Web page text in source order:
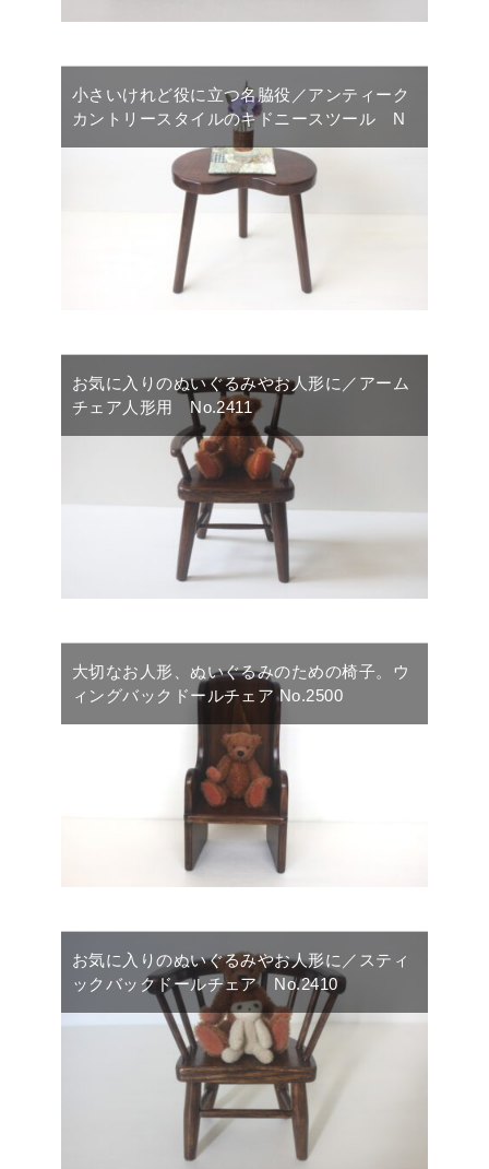
小さいけれど役に立つ名脇役／アンティーク
カントリースタイルのキドニースツール N
お気に入りのぬいぐるみやお人形に／アーム
チェア人形用 No.2411
大切なお人形、ぬいぐるみのための椅子。ウ
ィングバックドールチェア No.2500
お気に入りのぬいぐるみやお人形に／スティ
ックバックドールチェア No.2410